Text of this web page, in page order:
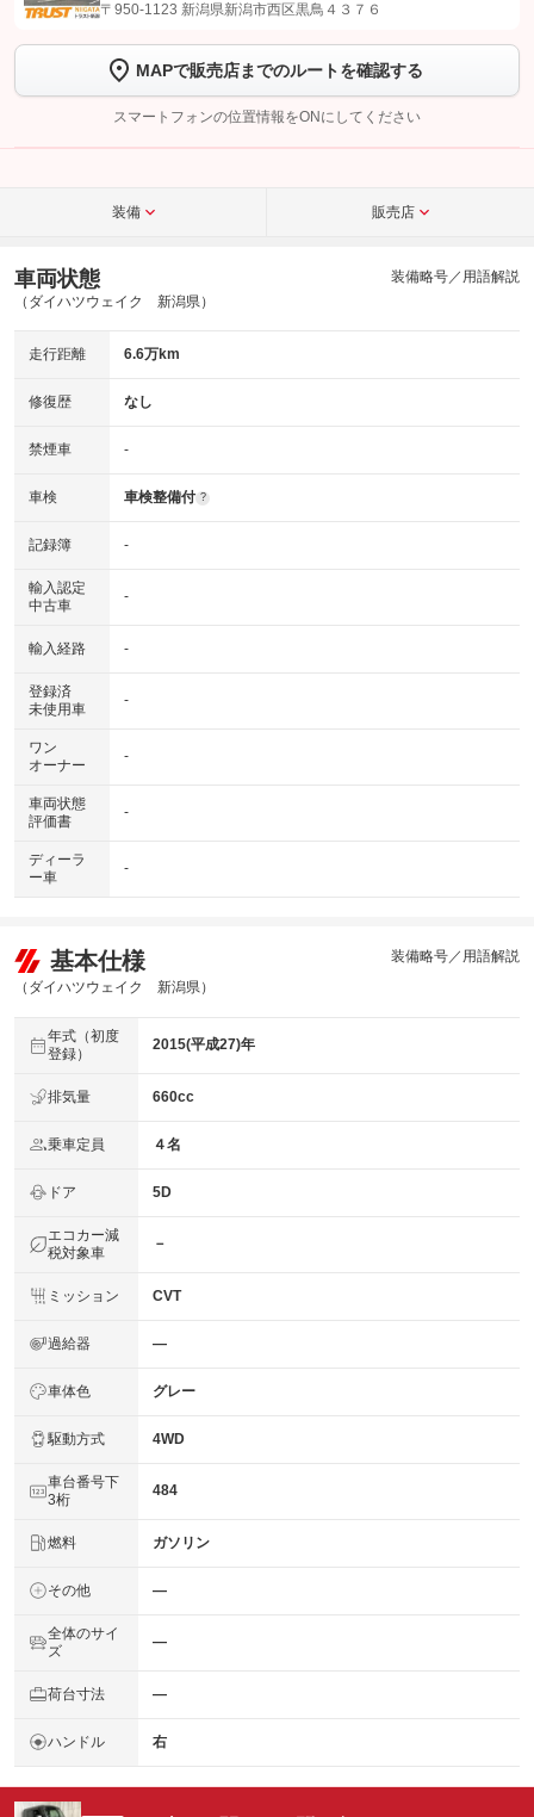
【STEP1】認証画面でグーネットを友だち追加してから「許可する」ボタンを押
トーク画面で
ボタンをタップして問い合わせを
完了してください。
こちら
〒950-1123 新潟県新潟市西区黒鳥４３７６
MAPで販売店までのルートを確認する
スマートフォンの位置情報をONにしてください
装備 販売店
車両状態
（ダイハツウェイク 新潟県）
装備略号／用語解説
走行距離 6.6万km
修復歴 なし
禁煙車 -
車検 車検整備付 ?
記録簿 -
輸入認定
中古車
-
輸入経路 -
登録済
未使用車
-
ワン
オーナー
-
車両状態
評価書
-
ディーラ
ー車
-
基本仕様
（ダイハツウェイク 新潟県）
装備略号／用語解説
年式（初度
登録）
2015(平成27)年
排気量 660cc
乗車定員 ４名
ドア 5D
エコカー減
税対象車
－
ミッション CVT
過給器 ―
車体色 グレー
駆動方式 4WD
車台番号下
3桁
484
燃料 ガソリン
その他 ―
全体のサイ
ズ
―
荷台寸法 ―
ハンドル 右